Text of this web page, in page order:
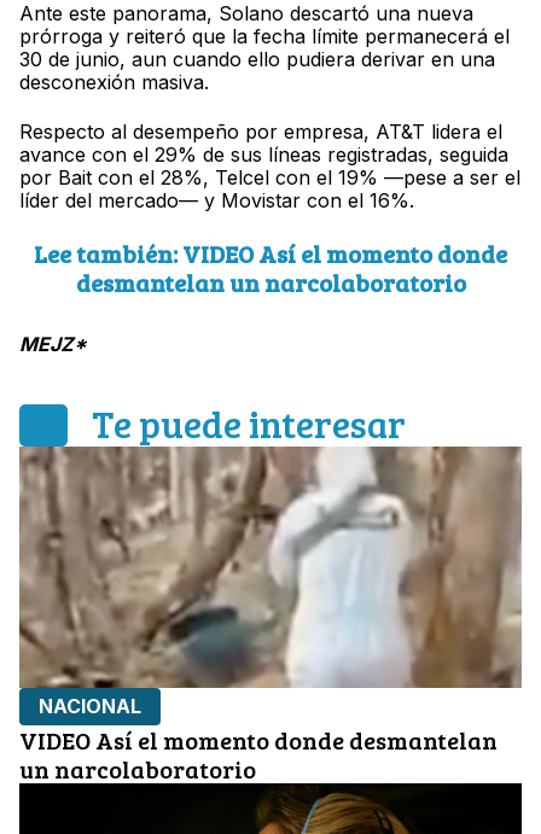
Ante este panorama, Solano descartó una nueva
prórroga y reiteró que la fecha límite permanecerá el
30 de junio, aun cuando ello pudiera derivar en una
desconexión masiva.
Respecto al desempeño por empresa, AT&T lidera el
avance con el 29% de sus líneas registradas, seguida
por Bait con el 28%, Telcel con el 19% —pese a ser el
líder del mercado— y Movistar con el 16%.
Lee también: VIDEO Así el momento donde
desmantelan un narcolaboratorio
MEJZ*
Te puede interesar
NACIONAL
VIDEO Así el momento donde desmantelan
un narcolaboratorio